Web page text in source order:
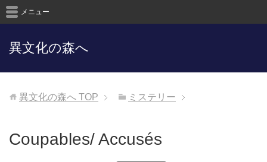
異文化の森へ
メニュー
異文化の森へ TOP ミステリー
Coupables/ Accusés